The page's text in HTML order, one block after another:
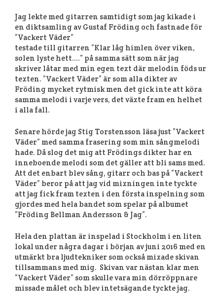
Jag lekte med gitarren samtidigt som jag kikade i
en diktsamling av Gustaf Fröding och fastnade för
”Vackert Väder”
testade till gitarren ”Klar låg himlen över viken,
solen lyste hett….” på samma sätt som när jag
skriver låtar med min egen text där melodin föds ur
texten. ”Vackert Väder” är som alla dikter av
Fröding mycket rytmisk men det gick inte att köra
samma melodi i varje vers, det växte fram en helhet
i alla fall.
Senare hörde jag Stig Torstensson läsa just ”Vackert
Väder” med samma frasering som min sångmelodi
hade. Då slog det mig att Frödings dikter har en
inneboende melodi som det gäller att bli sams med.
Att det enbart blev sång, gitarr och bas på ”Vackert
Väder” beror på att jag vid mixningen inte tyckte
att jag fick fram texten i den första inspelning som
gjordes med hela bandet som spelar på albumet
”Fröding Bellman Andersson & Jag”.
Hela den plattan är inspelad i Stockholm i en liten
lokal under några dagar i början av juni 2016 med en
utmärkt bra ljudtekniker som också mixade skivan
tillsammans med mig. Skivan var nästan klar men
”Vackert Väder” som skulle vara min dörröppnare
missade målet och blev intetsägande tyckte jag.